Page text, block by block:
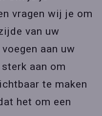
vragen wij je om
van uw
aan uw
aan om
te maken
het om een